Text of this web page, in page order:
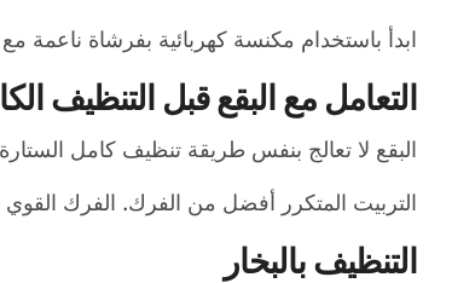
ابدأ باستخدام مكنسة كهربائية بفرشاة ناعمة
التعامل مع البقع قبل التنظيف
البقع لا تعالج بنفس طريقة تنظيف كامل
التربيت المتكرر أفضل من الفرك. الفرك
التنظيف بالبخار